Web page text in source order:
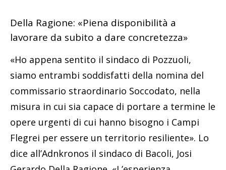
Della Ragione: «Piena disponibilità a
lavorare da subito a dare concretezza»
«Ho appena sentito il sindaco di Pozzuoli,
siamo entrambi soddisfatti della nomina del
commissario straordinario Soccodato, nella
misura in cui sia capace di portare a termine le
opere urgenti di cui hanno bisogno i Campi
Flegrei per essere un territorio resiliente». Lo
dice all’Adnkronos il sindaco di Bacoli, Josi